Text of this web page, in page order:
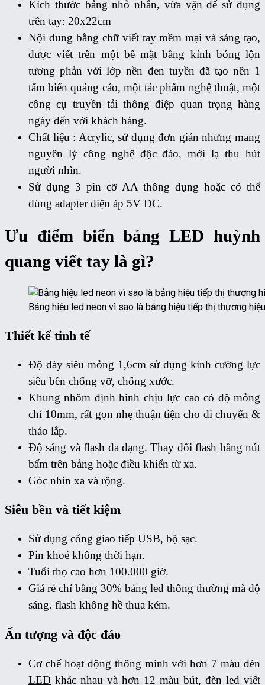
Kích thước bảng nhỏ nhắn, vừa vặn để sử dụng
trên tay: 20x22cm
Nội dung bằng chữ viết tay mềm mại và sáng tạo,
được viết trên một bề mặt bằng kính bóng lộn
tương phản với lớp nền đen tuyền đã tạo nên 1
tấm biển quảng cáo, một tác phẩm nghệ thuật, một
công cụ truyền tải thông điệp quan trọng hàng
ngày đến với khách hàng.
Chất liệu : Acrylic, sử dụng đơn giản nhưng mang
nguyên lý công nghệ độc đáo, mới lạ thu hút
người nhìn.
Sử dụng 3 pin cỡ AA thông dụng hoặc có thể
dùng adapter điện áp 5V DC.
Ưu điểm biển bảng LED huỳnh
quang viết tay là gì?
Bảng hiệu led neon vì sao là bảng hiệu tiếp thị thương
Thiết kế tinh tế
Độ dày siêu mỏng 1,6cm sử dụng kính cường lực
siêu bền chống vỡ, chống xước.
Khung nhôm định hình chịu lực cao có độ mỏng
chỉ 10mm, rất gọn nhẹ thuận tiện cho di chuyển &
tháo lắp.
Độ sáng và flash đa dạng. Thay đổi flash bằng nút
bấm trên bảng hoặc điều khiển từ xa.
Góc nhìn xa và rộng.
Siêu bền và tiết kiệm
Sử dụng cổng giao tiếp USB, bộ sạc.
Pin khoẻ không thời hạn.
Tuổi thọ cao hơn 100.000 giờ.
Giá rẻ chỉ bằng 30% bảng led thông thường mà độ
sáng. flash không hề thua kém.
Ấn tượng và độc đáo
Cơ chế hoạt động thông minh với hơn 7 màu đèn
LED khác nhau và hơn 12 màu bút, đèn led viết